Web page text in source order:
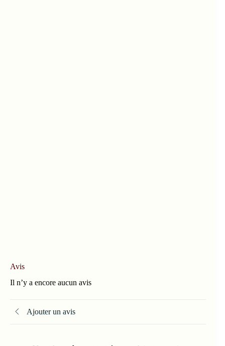
Avis
Il n’y a encore aucun avis
Ajouter un avis